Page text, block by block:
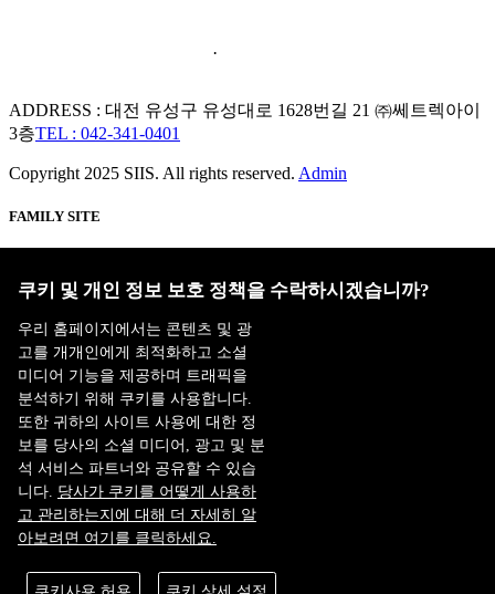
·
ADDRESS : 대전 유성구 유성대로 1628번길 21 ㈜쎄트렉아이
3층TEL : 042-341-0401
Copyright 2025 SIIS. All rights reserved. Admin
FAMILY SITE
SI Analytics
ISO 9001:2015
쿠키 및 개인 정보 보호 정책을 수락하시겠습니까?
우리 홈페이지에서는 콘텐츠 및 광
고를 개개인에게 최적화하고 소셜
미디어 기능을 제공하며 트래픽을
분석하기 위해 쿠키를 사용합니다.
또한 귀하의 사이트 사용에 대한 정
보를 당사의 소셜 미디어, 광고 및 분
석 서비스 파트너와 공유할 수 있습
니다. 당사가 쿠키를 어떻게 사용하
고 관리하는지에 대해 더 자세히 알
아보려면 여기를 클릭하세요.
쿠키사용 허용 쿠키 상세 설정